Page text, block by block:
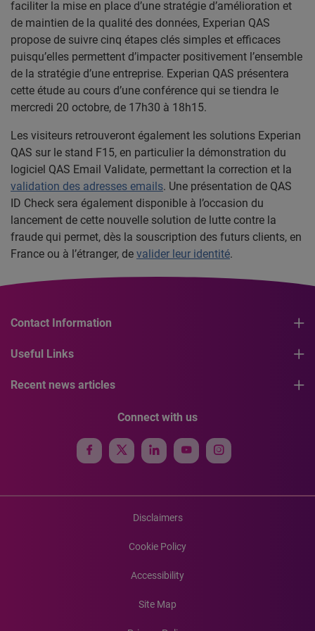
faciliter la mise en place d’une stratégie d’amélioration et
de maintien de la qualité des données, Experian QAS
propose de suivre cinq étapes clés simples et efficaces
puisqu’elles permettent d’impacter positivement l’ensemble
de la stratégie d’une entreprise. Experian QAS présentera
cette étude au cours d’une conférence qui se tiendra le
mercredi 20 octobre, de 17h30 à 18h15.
Les visiteurs retrouveront également les solutions Experian
QAS sur le stand F15, en particulier la démonstration du
logiciel QAS Email Validate, permettant la correction et la
validation des adresses emails. Une présentation de QAS
ID Check sera également disponible à l’occasion du
lancement de cette nouvelle solution de lutte contre la
fraude qui permet, dès la souscription des futurs clients, en
France ou à l’étranger, de valider leur identité.
Contact Information
Useful Links
Recent news articles
Connect with us
Disclaimers
Cookie Policy
Accessibility
Site Map